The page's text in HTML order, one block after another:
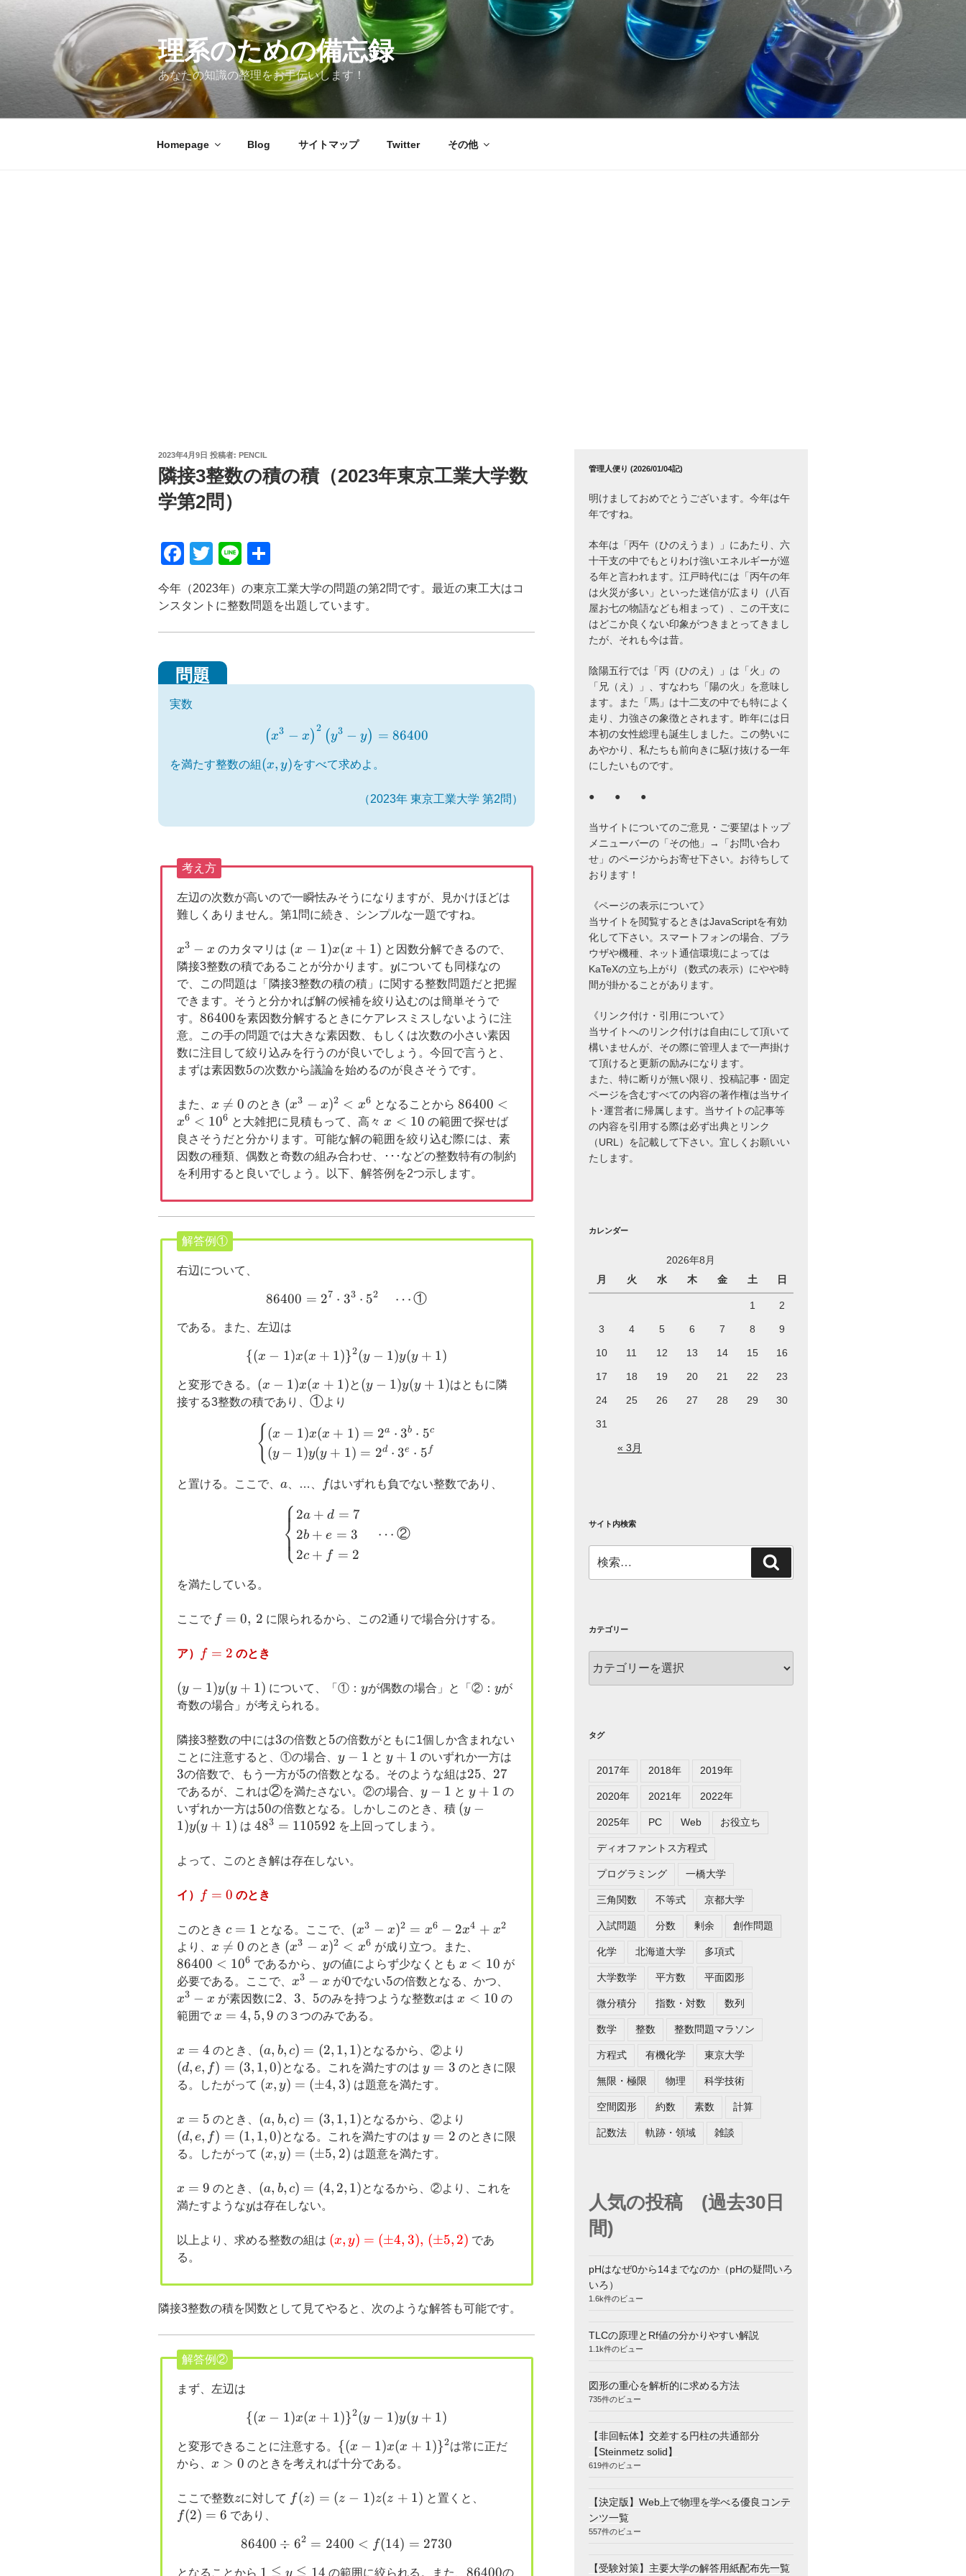
理系のための備忘録
あなたの知識の整理をお手伝いします！
Homepage Blog サイトマップ Twitter その他
投
稿
日:
2023年4月9日 投稿者: PENCIL
隣接3整数の積の積（2023年東京工業大学数
学第2問）
F
a
c
o
o
k
T
wi
tt
Li
n
e
有
今年（2023年）の東京工業大学の問題の第2問です。最近の東工大はコ
ンスタントに整数問題を出題しています。
実数
\left(x^3-x\right)^2\left(y^3-y\right)=86400
(x3 − x)2 (y3 − y) = 86400
を満たす整数の組 (x,y)
(x, y)をすべて求めよ。
（2023年 東京工業大学 第2問）
考え方
左辺の次数が高いので一瞬怯みそうになりますが、見かけほどは
難しくありません。第1問に続き、シンプルな一題ですね。
x^3-
x
x3 − x のカタマリは (x-
1)x(x+1)
(x − 1)x(x + 1) と因数分解できるので、
隣接3整数の積であることが分かります。 y
yについても同様なの
で、この問題は「隣接3整数の積の積」に関する整数問題だと把握
できます。そうと分かれば解の候補を絞り込むのは簡単そうで
す。 86400
86400を素因数分解するときにケアレスミスしないように注
意。この手の問題では大きな素因数、もしくは次数の小さい素因
数に注目して絞り込みを行うのが良いでしょう。今回で言うと、
まずは素因数5
5の次数から議論を始めるのが良さそうです。
また、 x
\ne
0
x 
= 0 のとき (x^3-
x)^2<x^6
(x3 − x)2 < x6 となることから 86400<x^6<10^6
86400 <
x6 < 106 と大雑把に見積もって、高々x<10
x < 10 の範囲で探せば
良さそうだと分かります。可能な解の範囲を絞り込む際には、素
因数の種類、偶数と奇数の組み合わせ、･･･などの整数特有の制約
を利用すると良いでしょう。以下、解答例を2つ示します。
解答例①
右辺について、
86400=2^7 \cdot 3^3 \cdot 5^2 \quad \cdots ①
86400 = 27 ⋅ 33 ⋅ 52 ⋯①
である。また、左辺は
\{(x-1)x(x+1)\}^2 (y-1)y(y+1)
{(x − 1)x(x + 1)}2(y − 1)y(y + 1)
と変形できる。 (x-
1)x(x+1)
(x − 1)x(x + 1)と (y-
(y − 1)y(y + 1)はともに隣
接する3整数の積であり、 ①
①より
\begin{cases} (x-1)x(x+1) = 2^a \cdot 3^b \cdot 5^c \\ (y-1)y(y+1) = 2^d \cdot 3^e \cdot 5^f
{ (x − 1)x(x + 1) = 2a ⋅ 3b ⋅ 5c
(y − 1)y(y + 1) = 2d ⋅ 3e ⋅ 5 f
と置ける。ここで、 a
a、…、 ffはいずれも負でない整数であり、
\begin{cases} 2a+d=7 \\ 2b+e=3 \\ 2c+f=2 \end{cases} \quad \cdots ②
⎩
⎨⎧ 2a + d = 7
2b + e = 3
2c + f = 2
⋯ ②
を満たしている。
ここで f=0,\,
f = 0, 2 に限られるから、この2通りで場合分けする。
ア） f=2
f = 2 のとき
(y-
1)y(y+1)
(y − 1)y(y + 1) について、「①： y
yが偶数の場合」と「②： y
yが
奇数の場合」が考えられる。
隣接3整数の中には3
3の倍数と 5
5の倍数がともに1個しか含まれない
ことに注意すると、①の場合、 y-
1
y − 1 と y+1
y + 1 のいずれか一方は
3の倍数で、もう一方が5
5の倍数となる。そのような組は25
25 27
27
であるが、これは②
②を満たさない。②の場合、 y-
1
y − 1 と y+1
y + 1 の
いずれか一方は50
50の倍数となる。しかしこのとき、積 (y-
(y −
1)y(y + 1) は 48^3=110592
483 = 110592 を上回ってしまう。
よって、このとき解は存在しない。
イ） f=0
f = 0 のとき
このとき c=1
c = 1 となる。ここで、 (x^3-
x)^2=x^6-
2x^4+x^2
(x3 − x)2 = x6 − 2x4 + x2
より、 x
\ne
0
x 
= 0 のとき (x^3-
x)^2<x^6
(x3 − x)2 < x6 が成り立つ。また、
86400 < 106 であるから、y
yの値によらず少なくともx<10
x < 10 が
必要である。ここで、 x^3-
x
x3 − x が0
0でない5
5の倍数となる、かつ、
x
x3 − x が素因数に2
2 、3
3 5
5のみを持つような整数x
xはx<10
x < 10 の
範囲で x=4,5,9
x = 4, 5,9 の３つのみである。
x=4
x = 4 のとき、 (a,b,c)=
(2,1,1)
(a, b, c) = (2, 1, 1)となるから、②より
(3,1,0)
(d, e, f) = (3, 1,0)となる。これを満たすのはy=3
y = 3 のときに限
る。したがって (x,y)=
4,3)
(x, y) = (±4, 3) は題意を満たす。
x=5
x = 5 のとき、 (a,b,c)=
(3,1,1)
(a, b, c) = (3, 1, 1)となるから、②より
(1,1,0)
(d, e, f) = (1, 1,0)となる。これを満たすのはy=2
y = 2 のときに限
る。したがって (x,y)=
5,2)
(x, y) = (±5, 2) は題意を満たす。
x=9
x = 9 のとき、 (a,b,c)=
(4,2,1)
(a, b, c) = (4, 2, 1)となるから、②より、これを
満たすようなy
yは存在しない。
以上より、求める整数の組は \color{red}
4,3),\,(\pm
5,2)}
(x, y) = (±4, 3), (±5, 2) であ
る。
隣接3整数の積を関数として見てやると、次のような解答も可能です。
解答例②
まず、左辺は
\{(x-1)x(x+1)\}^2 (y-1)y(y+1)
{(x − 1)x(x + 1)}2(y − 1)y(y + 1)
と変形できることに注意する。 \{(x-
1)x(x+1)\}^2
{(x − 1)x(x + 1)}2は常に正だ
から、 x>0
x > 0 のときを考えれば十分である。
ここで整数z
zに対して f(z)=(z-
f(z) = (z − 1)z(z + 1) と置くと、
f(2) = 6 であり、
86400 \div 6^2 = 2400<f(14)=2730
86400 ÷ 62 = 2400 < f(14) = 2730
となることから 1
1 y 14 の範囲に絞られる。また、 86400
86400の
管理人便り (2026/01/04記)
明けましておめでとうございます。今年は午
年ですね。
本年は「丙午（ひのえうま）」にあたり、六
十干支の中でもとりわけ強いエネルギーが巡
る年と言われます。江戸時代には「丙午の年
は火災が多い」といった迷信が広まり（八百
屋お七の物語なども相まって）、この干支に
はどこか良くない印象がつきまとってきまし
たが、それも今は昔。
陰陽五行では「丙（ひのえ）」は「火」の
「兄（え）」、すなわち「陽の火」を意味し
ます。また「馬」は十二支の中でも特によく
走り、力強さの象徴とされます。昨年には日
本初の女性総理も誕生しました。この勢いに
あやかり、私たちも前向きに駆け抜ける一年
にしたいものです。
● ● ●
当サイトについてのご意見・ご要望はトップ
メニューバーの「その他」→「お問い合わ
せ」のページからお寄せ下さい。お待ちして
おります！
《ページの表示について》
当サイトを閲覧するときはJavaScriptを有効
化して下さい。スマートフォンの場合、ブラ
ウザや機種、ネット通信環境によっては
KaTeXの立ち上がり（数式の表示）にやや時
間が掛かることがあります。
《リンク付け・引用について》
当サイトへのリンク付けは自由にして頂いて
構いませんが、その際に管理人まで一声掛け
て頂けると更新の励みになります。
また、特に断りが無い限り、投稿記事・固定
ページを含むすべての内容の著作権は当サイ
ト･運営者に帰属します。当サイトの記事等
の内容を引用する際は必ず出典とリンク
（URL）を記載して下さい。宜しくお願いい
たします。
カレンダー
2026年8月
月
火 水 木 金 土 日
1 2
3 4 5 6 7 8 9
10 11 12 13 14 15 16
17 18 19 20 21 22 23
24 25 26 27 28 29 30
31
« 3月
サイト内検索
索:
索
カテゴリー
テ
タグ
2017年 2018年 2019年
2020年 2021年 2022年
2025年 PC Web お役立ち
ディオファントス方程式
プログラミング 一橋大学
三角関数 不等式 京都大学
入試問題 分数 剰余 創作問題
化学 北海道大学 多項式
大学数学 平方数 平面図形
微分積分 指数・対数 数列
数学 整数 整数問題マラソン
方程式 有機化学 東京大学
無限・極限 物理 科学技術
空間図形 約数 素数 計算
記数法 軌跡・領域 雑談
人気の投稿 (過去30日
間)
pHはなぜ0から14までなのか（pHの疑問いろ
いろ）
1.6k件のビュー
TLCの原理とRf値の分かりやすい解説
1.1k件のビュー
図形の重心を解析的に求める方法
735件のビュー
【非回転体】交差する円柱の共通部分
【Steinmetz solid】
619件のビュー
【決定版】Web上で物理を学べる優良コンテ
ンツ一覧
557件のビュー
【受験対策】主要大学の解答用紙配布先一覧